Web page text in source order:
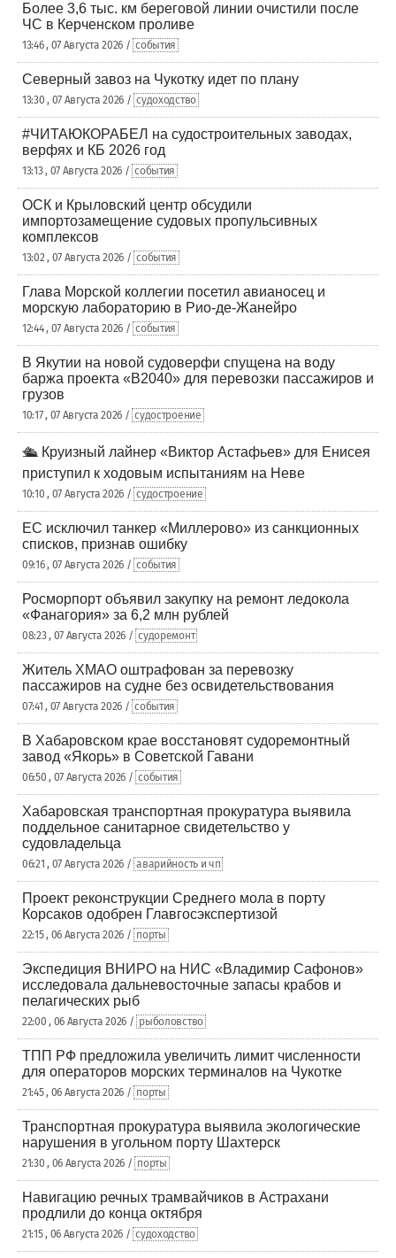
Более 3,6 тыс. км береговой линии очистили после
ЧС в Керченском проливе
13:46 , 07 Августа 2026 / события
Северный завоз на Чукотку идет по плану
13:30 , 07 Августа 2026 / судоходство
#ЧИТАЮКОРАБЕЛ на судостроительных заводах,
верфях и КБ 2026 год
13:13 , 07 Августа 2026 / события
ОСК и Крыловский центр обсудили
импортозамещение судовых пропульсивных
комплексов
13:02 , 07 Августа 2026 / события
Глава Морской коллегии посетил авианосец и
морскую лабораторию в Рио-де-Жанейро
12:44 , 07 Августа 2026 / события
В Якутии на новой судоверфи спущена на воду
баржа проекта «В2040» для перевозки пассажиров и
грузов
10:17 , 07 Августа 2026 / судостроение
🛳️ Круизный лайнер «Виктор Астафьев» для Енисея
приступил к ходовым испытаниям на Неве
10:10 , 07 Августа 2026 / судостроение
ЕС исключил танкер «Миллерово» из санкционных
списков, признав ошибку
09:16 , 07 Августа 2026 / события
Росморпорт объявил закупку на ремонт ледокола
«Фанагория» за 6,2 млн рублей
08:23 , 07 Августа 2026 / судоремонт
Житель ХМАО оштрафован за перевозку
пассажиров на судне без освидетельствования
07:41 , 07 Августа 2026 / события
В Хабаровском крае восстановят судоремонтный
завод «Якорь» в Советской Гавани
06:50 , 07 Августа 2026 / события
Хабаровская транспортная прокуратура выявила
поддельное санитарное свидетельство у
судовладельца
06:21 , 07 Августа 2026 / аварийность и чп
Проект реконструкции Среднего мола в порту
Корсаков одобрен Главгосэкспертизой
22:15 , 06 Августа 2026 / порты
Экспедиция ВНИРО на НИС «Владимир Сафонов»
исследовала дальневосточные запасы крабов и
пелагических рыб
22:00 , 06 Августа 2026 / рыболовство
ТПП РФ предложила увеличить лимит численности
для операторов морских терминалов на Чукотке
21:45 , 06 Августа 2026 / порты
Транспортная прокуратура выявила экологические
нарушения в угольном порту Шахтерск
21:30 , 06 Августа 2026 / порты
Навигацию речных трамвайчиков в Астрахани
продлили до конца октября
21:15 , 06 Августа 2026 / судоходство